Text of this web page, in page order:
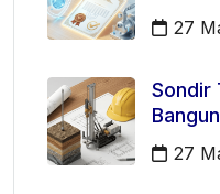
27
Sondir
27